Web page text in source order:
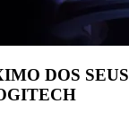
DOS SEUS